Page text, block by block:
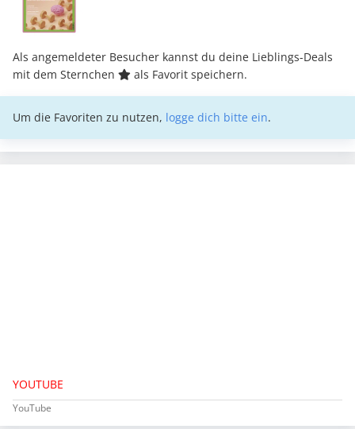
Als angemeldeter Besucher kannst du deine Lieblings-Deals
mit dem Sternchen
als Favorit speichern.
Um die Favoriten zu nutzen, logge dich bitte ein.
YOUTUBE
YouTube